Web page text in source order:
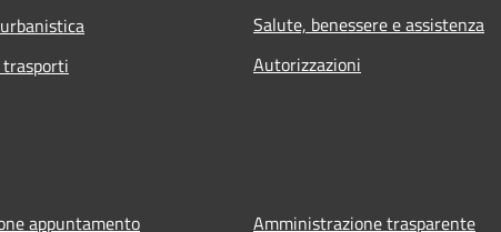
Salute, benessere e assistenza
Autorizzazioni
appuntamento Amministrazione trasparente